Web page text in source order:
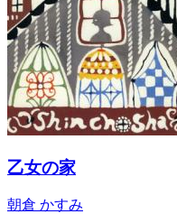
乙女の家
朝倉 かすみ